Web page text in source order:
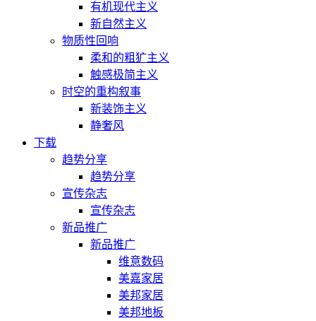
有机现代主义
新自然主义
物质性回响
柔和的粗犷主义
触感极简主义
时空的重构叙事
新装饰主义
静奢风
下载
趋势分享
趋势分享
宣传杂志
宣传杂志
新品推广
新品推广
维意数码
美嘉家居
美邦家居
美邦地板